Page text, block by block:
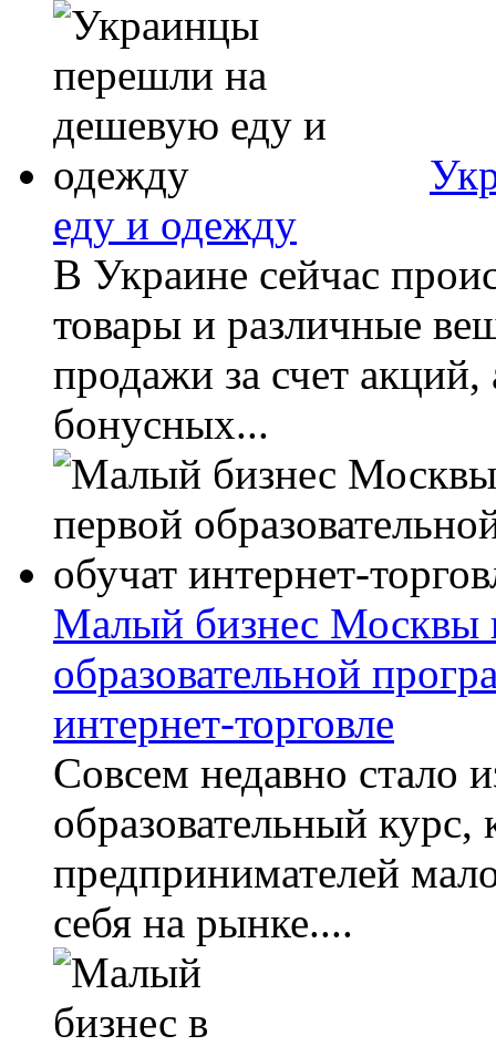
еду и одежду
В Украине сейчас
товары и различные
продажи за счет акций,
бонусных...
Малый бизнес Москвы
образовательной
интернет-торговле
Совсем недавно стало
образовательный курс,
предпринимателей
себя на рынке....